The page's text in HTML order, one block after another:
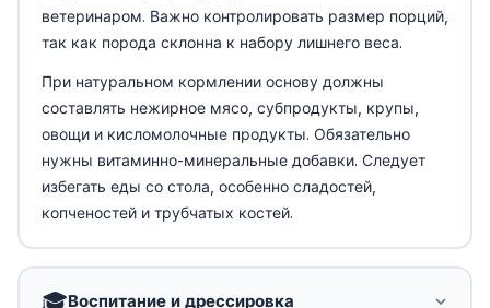
ветеринаром. Важно контролировать размер порций,
так как порода склонна к набору лишнего веса.
При натуральном кормлении основу должны
составлять нежирное мясо, субпродукты, крупы,
овощи и кисломолочные продукты. Обязательно
нужны витаминно-минеральные добавки. Следует
избегать еды со стола, особенно сладостей,
копченостей и трубчатых костей.
🎓Воспитание и дрессировка